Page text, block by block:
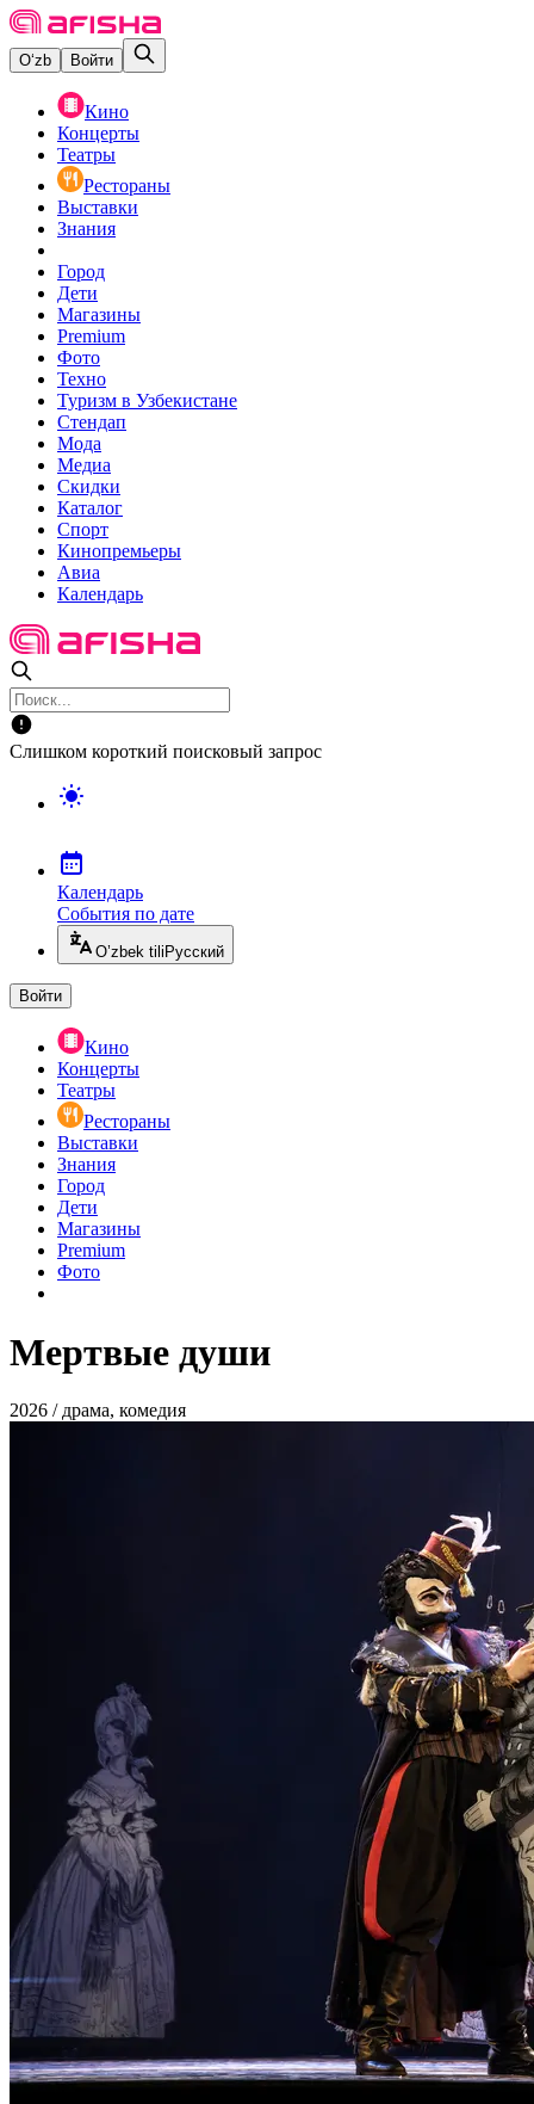
O‘zb Войти
Кино
Концерты
Театры
Рестораны
Выставки
Знания
Город
Дети
Магазины
Premium
Фото
Техно
Туризм в Узбекистане
Стендап
Мода
Медиа
Скидки
Каталог
Спорт
Кинопремьеры
Авиа
Календарь
Слишком короткий поисковый запрос
Календарь
События по дате
O’zbek tili Русский
Войти
Кино
Концерты
Театры
Рестораны
Выставки
Знания
Город
Дети
Магазины
Premium
Фото
Мертвые души
2026 / драма, комедия